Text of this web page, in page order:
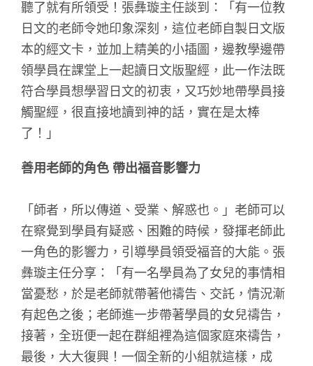
聽了就有所領受！張彝璇主任談到：「有一位教
日文的老師令她印象深刻，這位老師自製日文版
本的經文卡，並加上精美的小插圖，邊教學邊帶
領學員在課堂上一起讀日文版聖經，此一作法既
符合學員想學習日文的初衷，又巧妙地帶學員接
觸聖經，很直接地讀到神的話，實在是太棒
了！」
善用老師的角色 帶出福音影響力
「師者，所以傳道、受業、解惑也。」老師可以
在察覺到學員有疑惑、困難的時候，發揮老師此
一角色的影響力，引導學員領受福音的大能。張
彝璇主任分享：「有一名學員為了女兒的事情相
當憂愁，於是老師就帶著他禱告、交託，情況漸
有起色之後；老師進一步帶著學員的女兒禱告，
接著，全班便一起在群組裡為這個家庭來禱告，
最後，大大復興！一個全新的小組就這樣，成